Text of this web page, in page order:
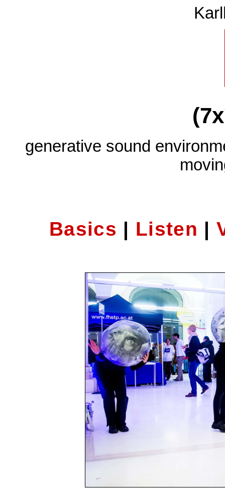
generative sound
Basics | Listen |